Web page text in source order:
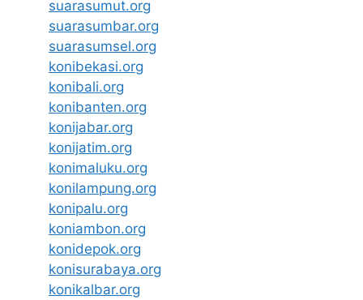
suarasumut.org
suarasumbar.org
suarasumsel.org
konibekasi.org
konibali.org
konibanten.org
konijabar.org
konijatim.org
konimaluku.org
konilampung.org
konipalu.org
koniambon.org
konidepok.org
konisurabaya.org
konikalbar.org